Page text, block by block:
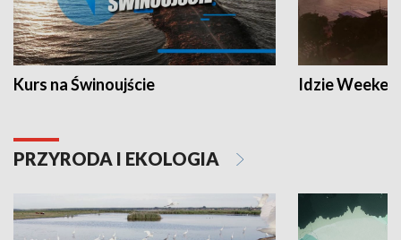
Kurs na Świnoujście Idzie
PRZYRODA I EKOLOGIA